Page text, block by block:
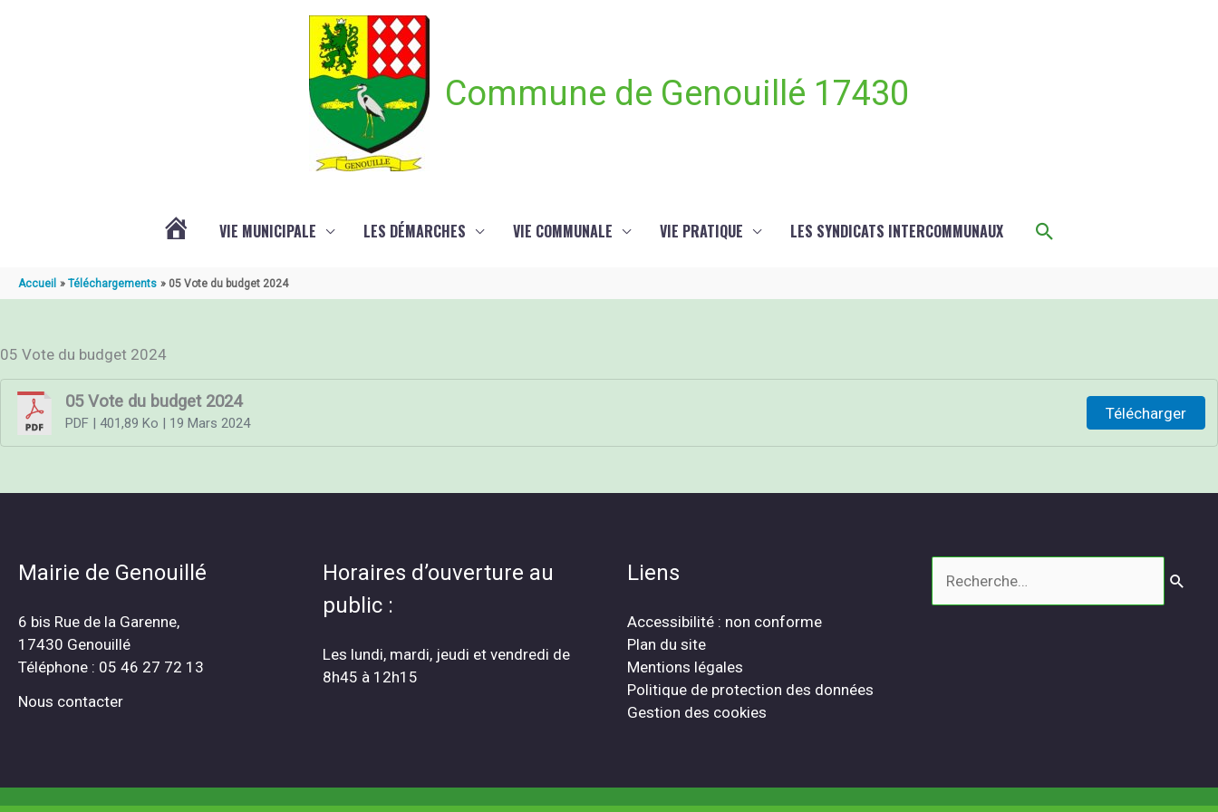
Commune de Genouillé 17430
GENOUILLÉ
VIE MUNICIPALE LES DÉMARCHES VIE COMMUNALE VIE PRATIQUE LES SYNDICATS INTERCOMMUNAUX Rechercher
Accueil Téléchargements 05 Vote du budget 2024
05 Vote du budget 2024
05 Vote du budget 2024
PDF| 401,89 Ko | 19 Mars 2024
Télécharger
Mairie de Genouillé
6 bis Rue de la Garenne,
17430 Genouillé
Téléphone : 05 46 27 72 13
Nous contacter
Horaires d’ouverture au
public :
Les lundi, mardi, jeudi et vendredi de
8h45 à 12h15
Liens
Accessibilité : non conforme
Plan du site
Mentions légales
Politique de protection des données
Gestion des cookies